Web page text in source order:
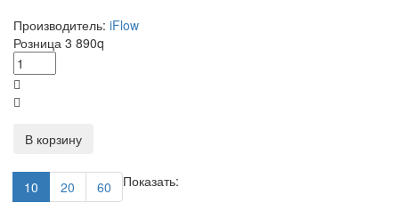
Производитель: iFlow
Розница 3 890q
В корзину
Показать:
10 20 60